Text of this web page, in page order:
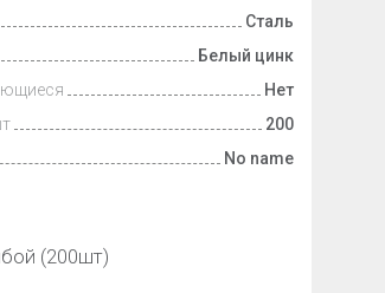
Сталь
Белый цинк
Нет
200
No name
(200шт)